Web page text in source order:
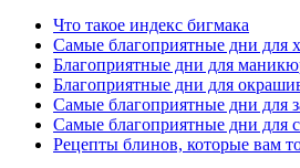
Что такое индекс бигмака
Самые благоприятные дни для
Благоприятные дни для
Благоприятные дни для
Самые благоприятные дни для
Самые благоприятные дни для
Рецепты блинов, которые вам